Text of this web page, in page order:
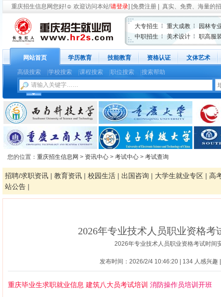
重庆招生信息网您好!☺ 欢迎访问本站!请登录] [免费注册 | 真实、免费、海量的
大专招生 重大成教
园林专
中职招生
美术设计 职高服
网站首页 学历教育 技能教育 资格认证 文体艺术
高级搜索 学校搜索 课程搜索 职位搜索 搜索帮助
您的位置： 重庆招生信息网 > 资讯中心 > 考试中心 > 考试查询
招聘/求职资讯 | 教育资讯 | 校园生活 | 出国咨询 | 大学生就业专区 | 高
站公告 |
2026年专业技术人员职业资格考
2026年专业技术人员职业资格考试时间
发布时间：2026/2/4 10:46:20 | 134 人感兴趣
重庆毕业生求职就业信息 建筑八大员考试培训 消防操作员培训开班